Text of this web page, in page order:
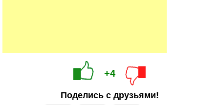
+4
Поделись с друзьями!